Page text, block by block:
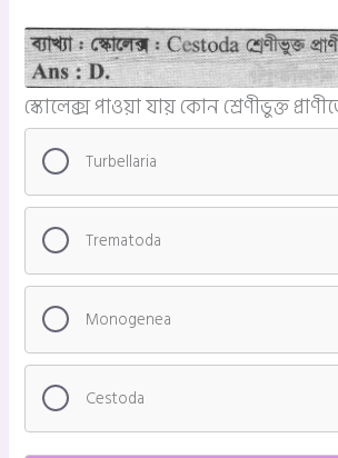
স্কোলেক্স পাওয়া যায় কোন শ্রেণীভুক্ত
Turbellaria
Trematoda
Monogenea
Cestoda